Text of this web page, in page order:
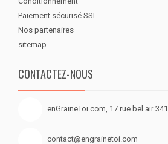
Paiement sécurisé SSL
Nos partenaires
sitemap
CONTACTEZ-NOUS
enGraineToi.com, 17 rue bel air
contact@engrainetoi.com